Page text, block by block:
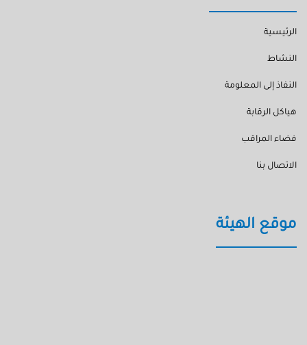
الرئيسية
النشاط
النفاذ إلى المعلومة
هياكل الرقابة
فضاء المراقب
الاتصال بنا
موقع الهيئة